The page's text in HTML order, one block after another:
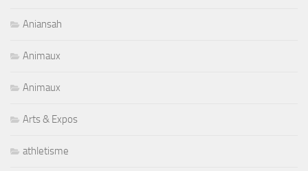
Aniansah
Animaux
Animaux
Arts & Expos
athletisme